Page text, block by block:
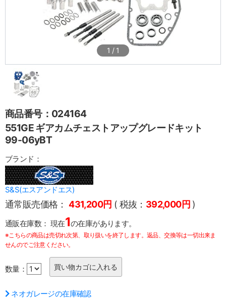
1 / 1
商品番号：024164
551GE ギアカムチェストアップグレードキット
99-06yBT
ブランド：
S&S(エスアンドエス)
通常販売価格： 431,200円 ( 税抜： 392,000円 )
通販在庫数： 現在1の在庫があります。
※こちらの商品は売切れ次第、取り扱いを終了します。返品、交換等は一切出来ま
せんのでご注意ください。
数量：
ネオガレージの在庫確認